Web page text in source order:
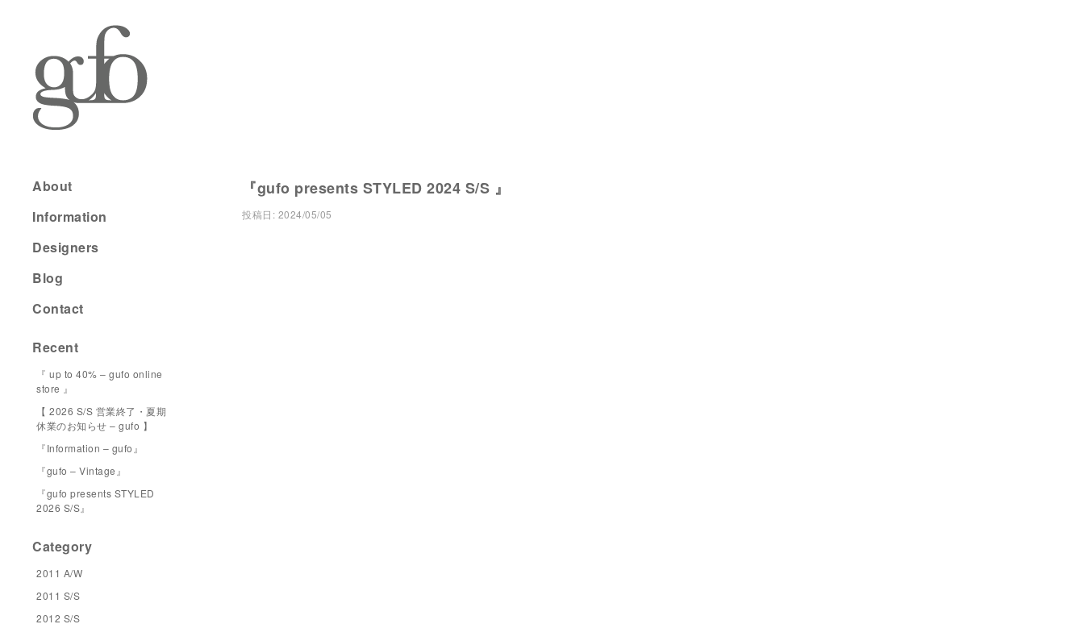
『gufo presents STYLED 2024 S/S 』
投稿日: 2024/05/05
About
Information
Designers
Blog
Contact
Recent
『 up to 40% – gufo online
store 』
【 2026 S/S 営業終了・夏期
休業のお知らせ – gufo 】
『Information – gufo』
『gufo – Vintage』
『gufo presents STYLED
2026 S/S』
Category
2011 A/W
2011 S/S
2012 S/S